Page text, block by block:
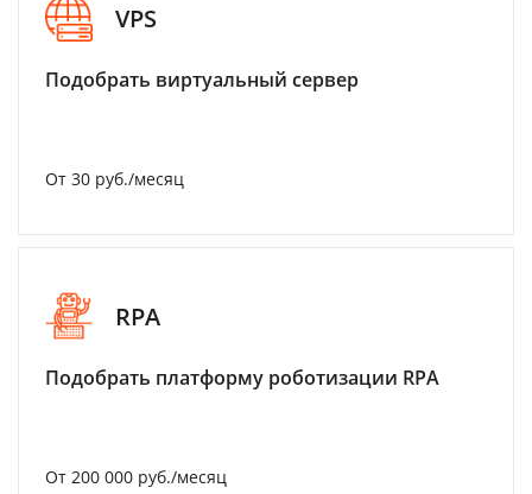
VPS
Подобрать виртуальный сервер
От 30 руб./месяц
RPA
Подобрать платформу роботизации RPA
От 200 000 руб./месяц